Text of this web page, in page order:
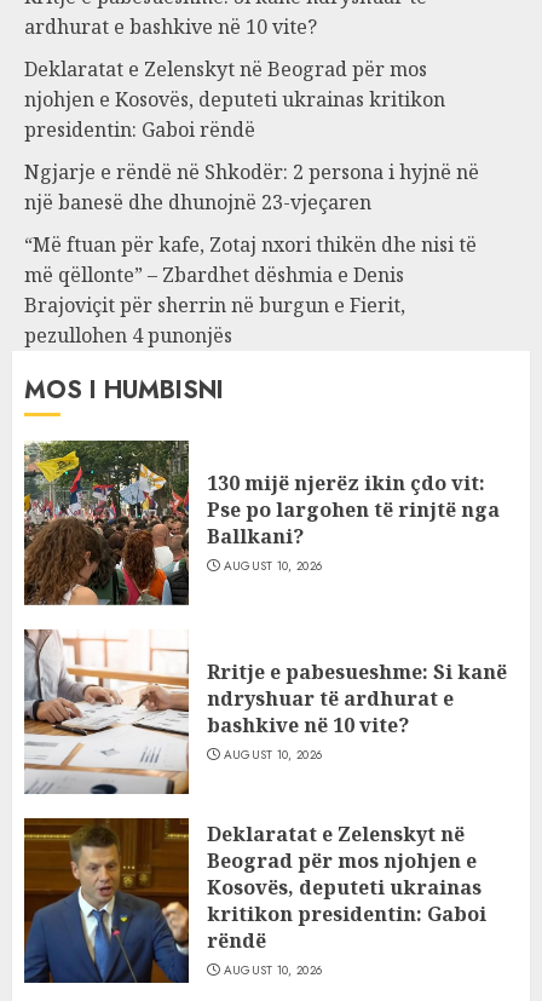
ardhurat e bashkive në 10 vite?
Deklaratat e Zelenskyt në Beograd për mos
njohjen e Kosovës, deputeti ukrainas kritikon
presidentin: Gaboi rëndë
Ngjarje e rëndë në Shkodër: 2 persona i hyjnë në
një banesë dhe dhunojnë 23-vjeçaren
“Më ftuan për kafe, Zotaj nxori thikën dhe nisi të
më qëllonte” – Zbardhet dëshmia e Denis
Brajoviçit për sherrin në burgun e Fierit,
pezullohen 4 punonjës
MOS I HUMBISNI
130 mijë njerëz ikin çdo vit:
Pse po largohen të rinjtë nga
Ballkani?
AUGUST 10, 2026
Rritje e pabesueshme: Si kanë
ndryshuar të ardhurat e
bashkive në 10 vite?
AUGUST 10, 2026
Deklaratat e Zelenskyt në
Beograd për mos njohjen e
Kosovës, deputeti ukrainas
kritikon presidentin: Gaboi
rëndë
AUGUST 10, 2026